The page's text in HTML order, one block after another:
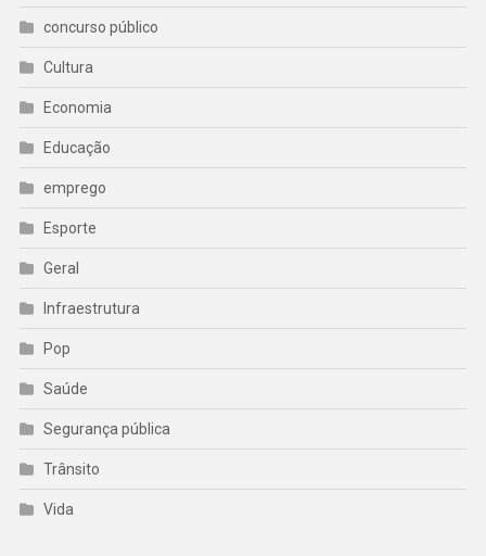
concurso público
Cultura
Economia
Educação
emprego
Esporte
Geral
Infraestrutura
Pop
Saúde
Segurança pública
Trânsito
Vida